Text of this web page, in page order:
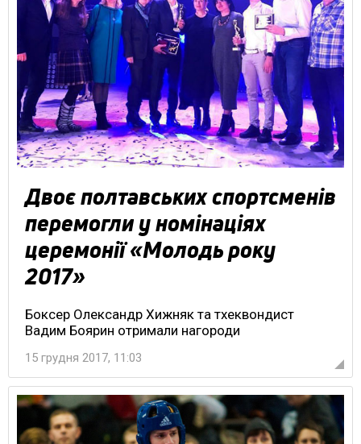
Двоє полтавських спортсменів
перемогли у номінаціях
церемонії «Молодь року
2017»
Боксер Олександр Хижняк та тхеквондист
Вадим Боярин отримали нагороди
15 грудня 2017, 11:03